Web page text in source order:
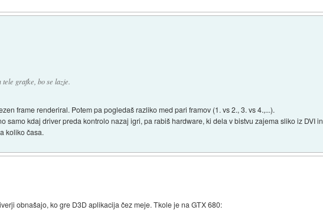
grafke, bo se lazje.
frame renderiral. Potem pa pogledaš razliko med pari framov (1. vs 2., 3. vs 4.,...).
samo kdaj driver preda kontrolo nazaj igri, pa rabiš hardware, ki dela v bistvu zajema sliko iz DVI in
koliko časa.
obnašajo, ko gre D3D aplikacija čez meje. Tkole je na GTX 680: